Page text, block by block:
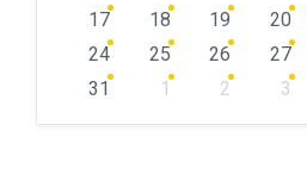
17
18 19 20
24
25 26 27
31
1 2 3